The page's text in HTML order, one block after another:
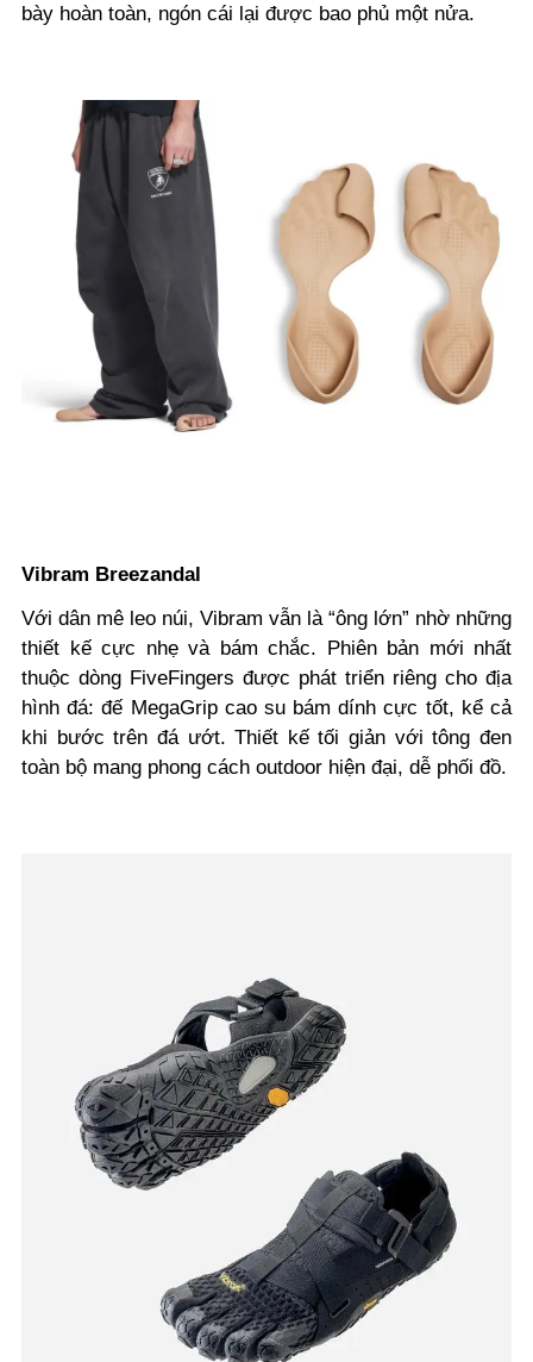
bày hoàn toàn, ngón cái lại được bao phủ một nửa.
Vibram Breezandal
Với dân mê leo núi, Vibram vẫn là “ông lớn” nhờ những
thiết kế cực nhẹ và bám chắc. Phiên bản mới nhất
thuộc dòng FiveFingers được phát triển riêng cho địa
hình đá: đế MegaGrip cao su bám dính cực tốt, kể cả
khi bước trên đá ướt. Thiết kế tối giản với tông đen
toàn bộ mang phong cách outdoor hiện đại, dễ phối đồ.